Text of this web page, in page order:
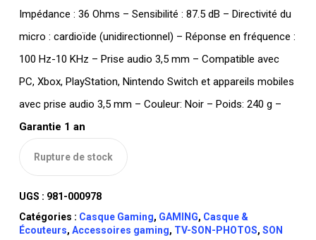
Impédance : 36 Ohms – Sensibilité : 87.5 dB – Directivité du
micro : cardioïde (unidirectionnel) – Réponse en fréquence :
100 Hz-10 KHz – Prise audio 3,5 mm – Compatible avec
PC, Xbox, PlayStation, Nintendo Switch et appareils mobiles
avec prise audio 3,5 mm – Couleur: Noir – Poids: 240 g –
Garantie 1 an
Rupture de stock
UGS : 981-000978
Catégories : Casque Gaming, GAMING, Casque &
Écouteurs, Accessoires gaming, TV-SON-PHOTOS, SON